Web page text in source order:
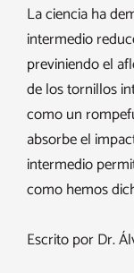
La ciencia ha
intermedio
previniendo el
de los tornillos
como un
absorbe el
intermedio
como hemos
Escrito por Dr.